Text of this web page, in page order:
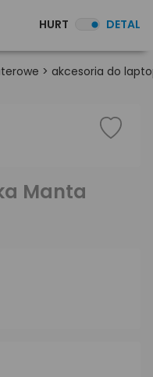
HURT DETAL
> akcesoria do
Manta